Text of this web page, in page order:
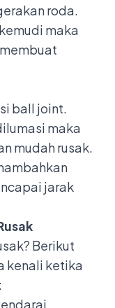
roda.
maka
ball joint.
maka
mudah rusak.
jarak
Berikut
kenali ketika